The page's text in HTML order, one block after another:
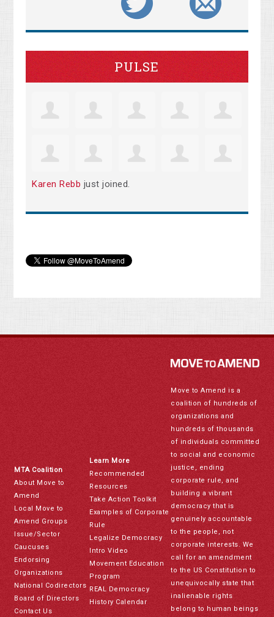
PULSE
Karen Rebb just joined.
MTA Coalition
About Move to
Amend
Local Move to
Amend Groups
Issue/Sector
Caucuses
Endorsing
Organizations
National Codirectors
Board of Directors
Contact Us
Learn More
Recommended
Resources
Take Action Toolkit
Examples of Corporate
Rule
Legalize Democracy
Intro Video
Movement Education
Program
REAL Democracy
History Calendar
Move to Amend is a
coalition of hundreds of
organizations and
hundreds of thousands
of individuals committed
to social and economic
justice, ending
corporate rule, and
building a vibrant
democracy that is
genuinely accountable
to the people, not
corporate interests. We
call for an amendment
to the US Constitution to
unequivocally state that
inalienable rights
belong to human beings